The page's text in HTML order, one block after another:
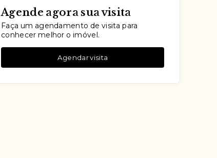
Agende agora sua visita
Faça um agendamento de visita para
conhecer melhor o imóvel.
Agendar visita